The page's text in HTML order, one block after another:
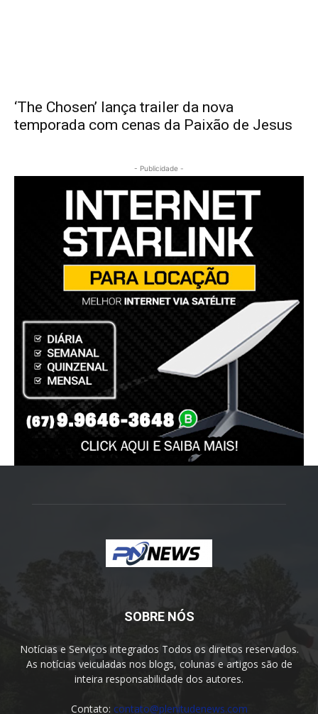
‘The Chosen’ lança trailer da nova
temporada com cenas da Paixão de Jesus
- Publicidade -
SOBRE NÓS
Notícias e Serviços integrados Todos os direitos reservados.
As notícias veiculadas nos blogs, colunas e artigos são de
inteira responsabilidade dos autores.
Contato: contato@plenitudenews.com